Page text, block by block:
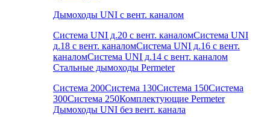
Дымоходы UNI с вент. каналом
Система UNI д.20 с вент. каналомСистема UNI
д.18 с вент. каналомСистема UNI д.16 с вент.
каналомСистема UNI д.14 с вент. каналом
Стальные дымоходы Permeter
Система 200Система 130Система 150Система
300Система 250Комплектующие Permeter
Дымоходы UNI без вент. канала